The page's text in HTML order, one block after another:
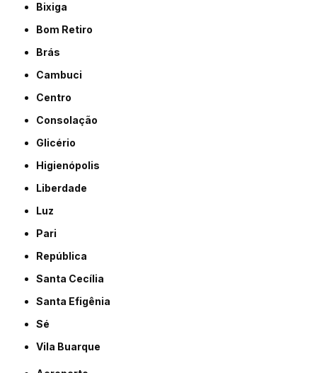
Bixiga
Bom Retiro
Brás
Cambuci
Centro
Consolação
Glicério
Higienópolis
Liberdade
Luz
Pari
República
Santa Cecília
Santa Efigênia
Sé
Vila Buarque